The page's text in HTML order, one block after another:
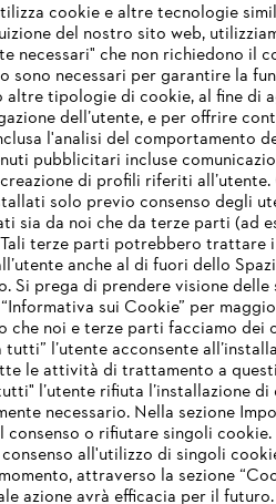
(Aufsichtsrat) di STIHL
per i fornitori
prodotti
Carriera
Whistleblower
cookie e altre tecnologie
del nostro sito web,
necessari" che non richiedono il
sono necessari per garantire la
altre tipologie di cookie, al fine di
dell’utente, e per offrire
l'analisi del comportamento
pubblicitari incluse
di profili riferiti all’utente.
solo previo consenso degli
sia da noi che da terze parti (ad
Tali terze parti potrebbero trattare
anche al di fuori dello
Si prega di prendere visione delle
sui Cookie” per
che noi e terze parti facciamo dei
l’utente acconsente
le attività di trattamento a
l’utente rifiuta l’installazione di
necessario. Nella sezione
consenso o rifiutare singoli
all'utilizzo di singoli
attraverso la sezione
azione avrà efficacia per il